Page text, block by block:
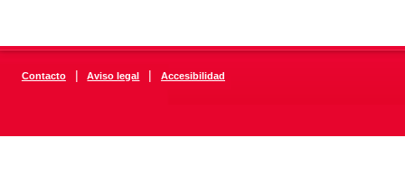
Contacto | Aviso legal | Accesibilidad